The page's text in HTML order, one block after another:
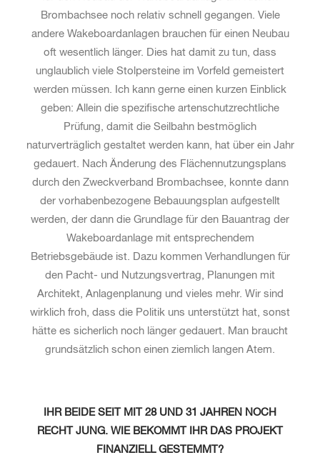
Brombachsee noch relativ schnell gegangen. Viele
andere Wakeboardanlagen brauchen für einen Neubau
oft wesentlich länger. Dies hat damit zu tun, dass
unglaublich viele Stolpersteine im Vorfeld gemeistert
werden müssen. Ich kann gerne einen kurzen Einblick
geben: Allein die spezifische artenschutzrechtliche
Prüfung, damit die Seilbahn bestmöglich
naturverträglich gestaltet werden kann, hat über ein Jahr
gedauert. Nach Änderung des Flächennutzungsplans
durch den Zweckverband Brombachsee, konnte dann
der vorhabenbezogene Bebauungsplan aufgestellt
werden, der dann die Grundlage für den Bauantrag der
Wakeboardanlage mit entsprechendem
Betriebsgebäude ist. Dazu kommen Verhandlungen für
den Pacht- und Nutzungsvertrag, Planungen mit
Architekt, Anlagenplanung und vieles mehr. Wir sind
wirklich froh, dass die Politik uns unterstützt hat, sonst
hätte es sicherlich noch länger gedauert. Man braucht
grundsätzlich schon einen ziemlich langen Atem.
IHR BEIDE SEIT MIT 28 UND 31 JAHREN NOCH
RECHT JUNG. WIE BEKOMMT IHR DAS PROJEKT
FINANZIELL GESTEMMT?